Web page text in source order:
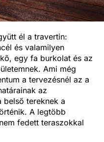
él a travertin:
és valamilyen
egy fa burkolat és az
Ami még
a tervezésnél az a
az
belső tereknek a
A legtöbb
fedett teraszokkal